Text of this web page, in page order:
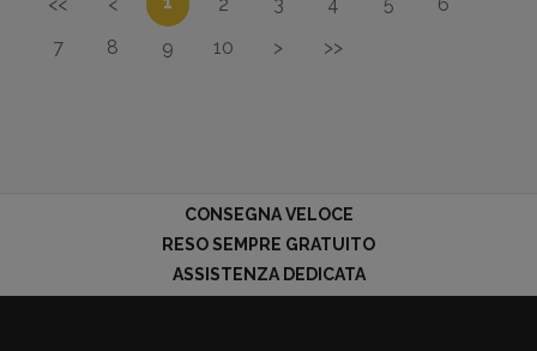
7
8 9 10 > >>
CONSEGNA VELOCE
RESO SEMPRE GRATUITO
ASSISTENZA DEDICATA